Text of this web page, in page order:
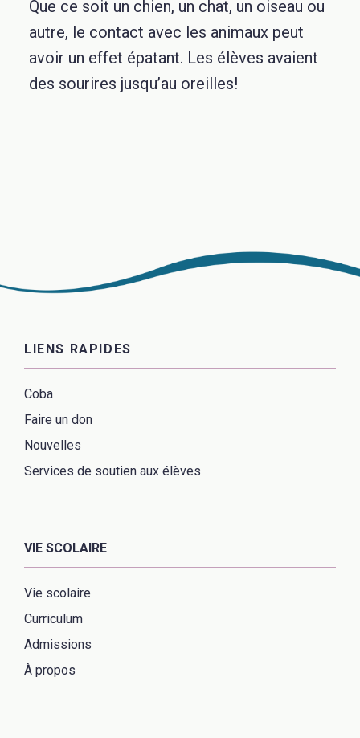
Que ce soit un chien, un chat, un oiseau ou
autre, le contact avec les animaux peut
avoir un effet épatant. Les élèves avaient
des sourires jusqu’au oreilles!
LIENS RAPIDES
Coba
Faire un don
Nouvelles
Services de soutien aux élèves
VIE SCOLAIRE
Vie scolaire
Curriculum
Admissions
À propos